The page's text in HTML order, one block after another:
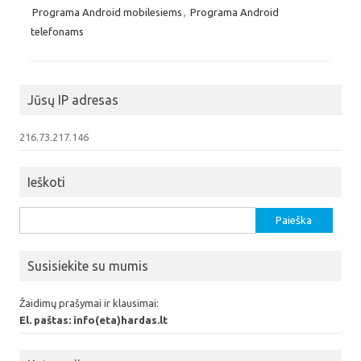
Programa Android mobilesiems
Programa Android
telefonams
Jūsų IP adresas
216.73.217.146
Ieškoti
Susisiekite su mumis
Žaidimų prašymai ir klausimai:
El. paštas: info(eta)hardas.lt